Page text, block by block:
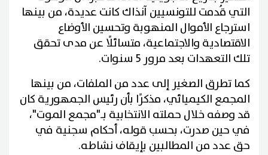
التي قُدمت للتونسيين آنذاك كانت عديدة، من بينها
استرجاع الأموال المنهوبة وتحسين الأوضاع
الاقتصادية والاجتماعية، متسائلًا عن مدى تحقق
تلك التعهدات بعد مرور 5 سنوات.
كما تطرق الصغير إلى عدد من الملفات، من بينها
المجمع الكيميائي، مذكرًا بأن رئيس الجمهورية كان
قد وصفه خلال حملته الانتخابية بـ"مجمع الموت"،
في حين صدرت، بحسب قوله، أحكام سجنية في
حق عدد من المطالبين بإيقاف نشاطه.